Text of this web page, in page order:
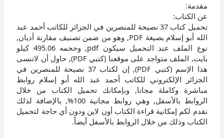
مقدمة:
عن الكتاب:
تحميل كتاب 37 نصيحة للمنصرين في الجزائر للكاتب أحمد عبد
الله أبو إسلام بصيغة PDF, وهو من ضمن تصنيف مقارنة أديان,
نوع الملف عند التحميل سيكون pdf, وحجمه 495.06 كيلو
بايت, الملف متواجد على موقعنا (كتبي PDF), حاول أن لاتنسى
هذا الإسم (كتبي PDF), إن لكتاب 37 نصيحة للمنصرين في
الجزائر الإلكتروني للكاتب أحمد عبد الله أبو إسلام روابط
مباشرة وكاملة مجانا, وبإمكانك تحميل الكتاب من خلال
الروابط بالأسفل, وهي روابط مجانية 100%, بالإضافة لذلك
نقدم لكم إمكانية قراءة الكتاب أون لاين ودون أي حاجة لتحميل
الكتاب وذلك من خلال الروابط بالأسفل أيضاً.